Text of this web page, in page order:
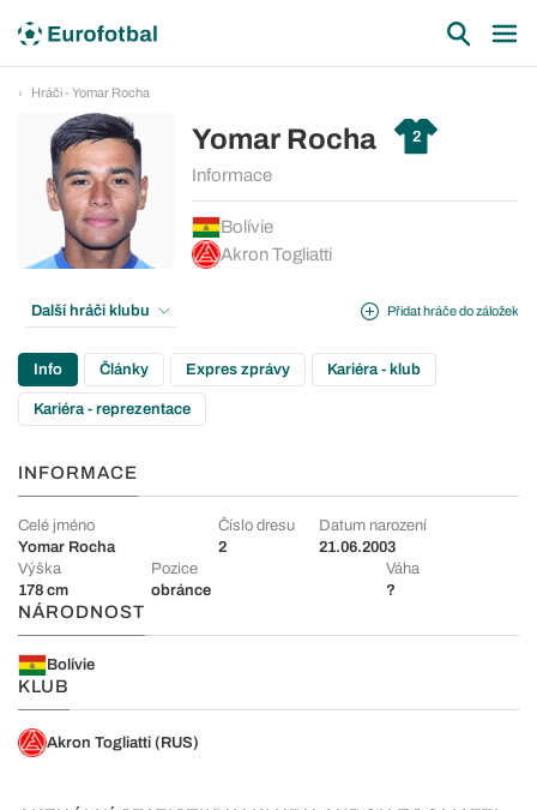
Hráči - Yomar Rocha
Yomar Rocha 2
Informace
Bolívie
Akron Togliatti
Přidat hráče do záložek
Další hráči klubu
Info Články Expres zprávy Kariéra - klub
Kariéra - reprezentace
INFORMACE
Celé jméno
Yomar Rocha
Číslo dresu
2
Datum narození
21.06.2003
Výška
178 cm
Pozice
obránce
Váha
?
NÁRODNOST
Bolívie
KLUB
Akron Togliatti (RUS)